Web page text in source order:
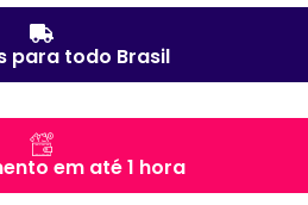
para todo Brasil
em até 1 hora